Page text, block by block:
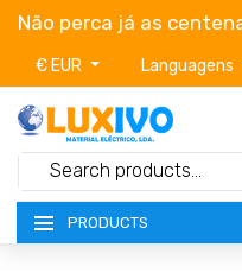
Não perca já as
€ EUR Languagens
PRODUCTS